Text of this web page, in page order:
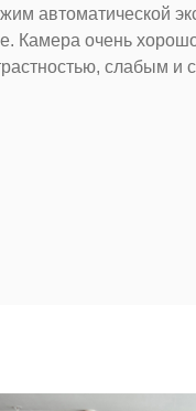
автоматической
Камера очень
слабым